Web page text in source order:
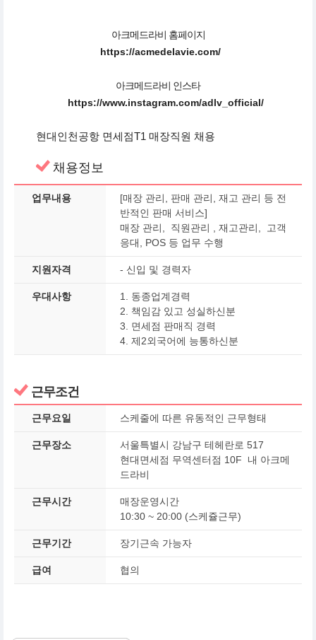
아크메드라비 홈페이지
https://acmedelavie.com/
아크메드라비 인스타
https://www.instagram.com/adlv_official/
현대인천공항 면세점T1 매장직원 채용
채용정보
업무내용
[매장 관리, 판매 관리, 재고 관리 등 전
반적인 판매 서비스]
매장 관리, 직원관리 , 재고관리, 고객
응대, POS 등 업무 수행
지원자격 - 신입 및 경력자
우대사항
1. 동종업계경력
2. 책임감 있고 성실하신분
3. 면세점 판매직 경력
4. 제2외국어에 능통하신분
근무조건
근무요일 스케줄에 따른 유동적인 근무형태
근무장소
서울특별시 강남구 테헤란로 517
현대면세점 무역센터점 10F 내 아크메
드라비
근무시간
매장운영시간
10:30 ~ 20:00 (스케쥴근무)
근무기간 장기근속 가능자
급여 협의